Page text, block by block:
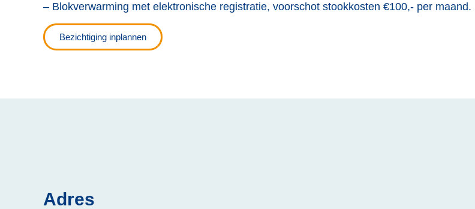
– Blokverwarming met elektronische registratie, voorschot stookkosten €100,- per maand.
Bezichtiging inplannen
Adres